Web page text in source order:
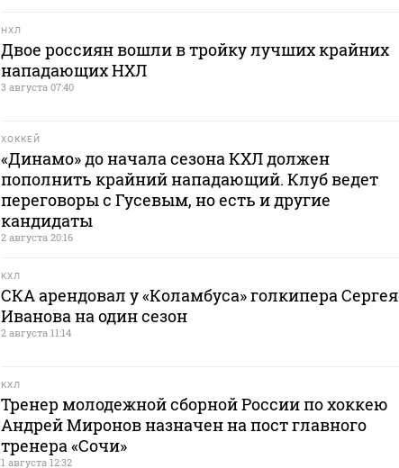
НХЛ
Двое россиян вошли в тройку лучших крайних
нападающих НХЛ
3 августа 07:40
ХОККЕЙ
«Динамо» до начала сезона КХЛ должен
пополнить крайний нападающий. Клуб ведет
переговоры с Гусевым, но есть и другие
кандидаты
2 августа 20:16
КХЛ
СКА арендовал у «Коламбуса» голкипера Сергея
Иванова на один сезон
2 августа 11:14
КХЛ
Тренер молодежной сборной России по хоккею
Андрей Миронов назначен на пост главного
тренера «Сочи»
1 августа 12:32